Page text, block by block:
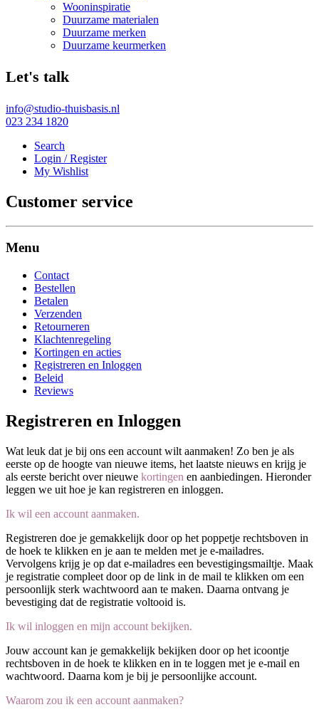
Wooninspiratie
Duurzame materialen
Duurzame merken
Duurzame keurmerken
Let's talk
info@studio-thuisbasis.nl
023 234 1820
Search
Login / Register
My Wishlist
Customer service
Menu
Contact
Bestellen
Betalen
Verzenden
Retourneren
Klachtenregeling
Kortingen en acties
Registreren en Inloggen
Beleid
Reviews
Registreren en Inloggen
Wat leuk dat je bij ons een account wilt aanmaken! Zo ben je als
eerste op de hoogte van nieuwe items, het laatste nieuws en krijg je
als eerste bericht over nieuwe kortingen en aanbiedingen. Hieronder
leggen we uit hoe je kan registreren en inloggen.
Ik wil een account aanmaken.
Registreren doe je gemakkelijk door op het poppetje rechtsboven in
de hoek te klikken en je aan te melden met je e-mailadres.
Vervolgens krijg je op dat e-mailadres een bevestigingsmailtje. Maak
je registratie compleet door op de link in de mail te klikken om een
persoonlijk sterk wachtwoord aan te maken. Daarna ontvang je
bevestiging dat de registratie voltooid is.
Ik wil inloggen en mijn account bekijken.
Jouw account kan je gemakkelijk bekijken door op het icoontje
rechtsboven in de hoek te klikken en in te loggen met je e-mail en
wachtwoord. Daarna kom je bij je persoonlijke account.
Waarom zou ik een account aanmaken?